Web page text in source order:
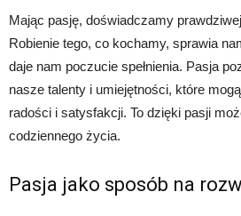
Mając pasję, doświadczamy
Robienie tego, co kochamy, sprawia
daje nam poczucie spełnienia. Pasja
nasze talenty i umiejętności, które
radości i satysfakcji. To dzięki pasji
codziennego życia.
Pasja jako sposób na